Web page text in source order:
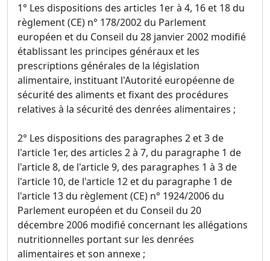
1° Les dispositions des articles 1er à 4, 16 et 18 du
règlement (CE) n° 178/2002 du Parlement
européen et du Conseil du 28 janvier 2002 modifié
établissant les principes généraux et les
prescriptions générales de la législation
alimentaire, instituant l'Autorité européenne de
sécurité des aliments et fixant des procédures
relatives à la sécurité des denrées alimentaires ;
2° Les dispositions des paragraphes 2 et 3 de
l'article 1er, des articles 2 à 7, du paragraphe 1 de
l'article 8, de l'article 9, des paragraphes 1 à 3 de
l'article 10, de l'article 12 et du paragraphe 1 de
l'article 13 du règlement (CE) n° 1924/2006 du
Parlement européen et du Conseil du 20
décembre 2006 modifié concernant les allégations
nutritionnelles portant sur les denrées
alimentaires et son annexe ;